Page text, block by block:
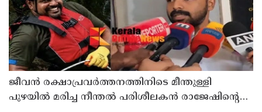
ജീവൻ രക്ഷാപ്രവർത്തനത്തിനിടെ മീന്തുള്ളി
പുഴയിൽ മരിച്ച നീന്തൽ പരിശീലകൻ രാജേഷിൻ്റെ